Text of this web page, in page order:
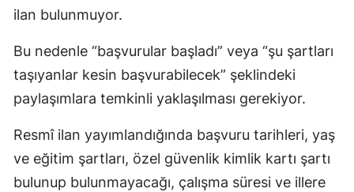
ilan bulunmuyor.
Bu nedenle “başvurular başladı” veya “şu şartları
taşıyanlar kesin başvurabilecek” şeklindeki
paylaşımlara temkinli yaklaşılması gerekiyor.
Resmî ilan yayımlandığında başvuru tarihleri, yaş
ve eğitim şartları, özel güvenlik kimlik kartı şartı
bulunup bulunmayacağı, çalışma süresi ve illere